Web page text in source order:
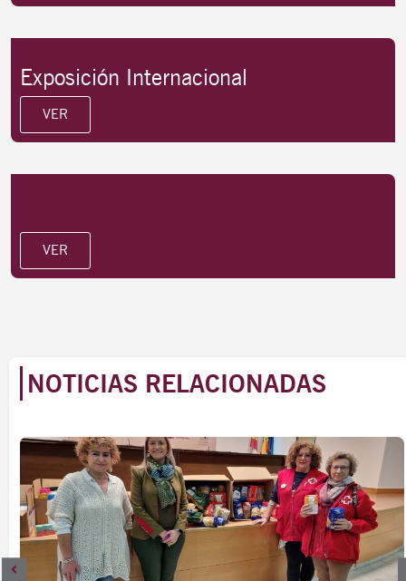
Exposición Internacional
VER
VER
NOTICIAS RELACIONADAS